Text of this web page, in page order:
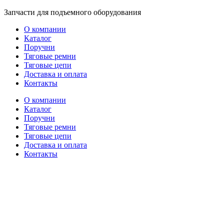
Перейти
содержимому
Запчасти для подъемного оборудования
О компании
Каталог
Поручни
Тяговые ремни
Тяговые цепи
Доставка и оплата
Контакты
О компании
Каталог
Поручни
Тяговые ремни
Тяговые цепи
Доставка и оплата
Контакты